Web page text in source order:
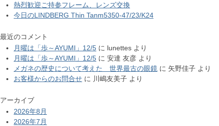
熱烈歓迎ご持参フレーム、レンズ交換
今日のLINDBERG Thin Tanm5350-47/23/K24
最近のコメント
月曜は「歩～AYUMI」12/5 に lunettes より
月曜は「歩～AYUMI」12/5 に 安達 友彦 より
メガネの歴史について考えた 世界最古の眼鏡 に 矢野佳子 より
お客様からのお問合せ に 川嶋友美子 より
アーカイブ
2026年8月
2026年7月